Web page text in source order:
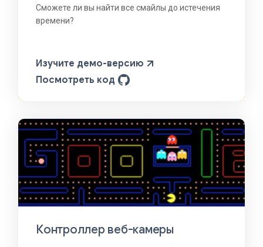
Сможете ли вы найти все смайлы до истечения
времени?
Изучите демо-версию
Посмотреть код
Контроллер веб-камеры